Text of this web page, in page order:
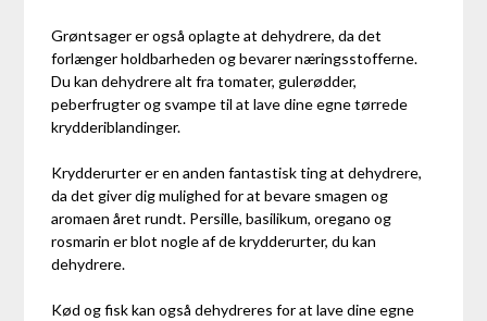
Grøntsager er også oplagte at dehydrere, da det
forlænger holdbarheden og bevarer næringsstofferne.
Du kan dehydrere alt fra tomater, gulerødder,
peberfrugter og svampe til at lave dine egne tørrede
krydderiblandinger.
Krydderurter er en anden fantastisk ting at dehydrere,
da det giver dig mulighed for at bevare smagen og
aromaen året rundt. Persille, basilikum, oregano og
rosmarin er blot nogle af de krydderurter, du kan
dehydrere.
Kød og fisk kan også dehydreres for at lave dine egne